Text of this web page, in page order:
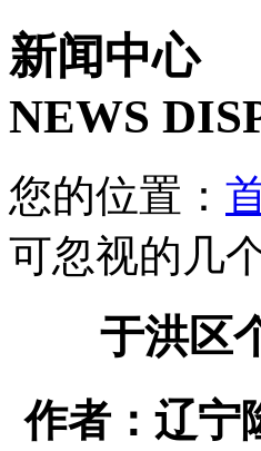
新闻中心
NEWS
您的位置：
可忽视的几
于洪区
作者：辽宁